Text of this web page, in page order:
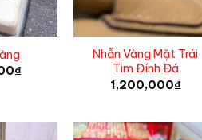
₫
Nhẫn Vàng Mặt Trái
Tim Đính Đá
1,200,000₫